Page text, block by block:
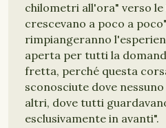
chilometri all'ora" verso le
crescevano a poco a
rimpiangeranno
aperta per tutti la
fretta, perché questa
sconosciute dove
altri, dove tutti
esclusivamente in avanti".